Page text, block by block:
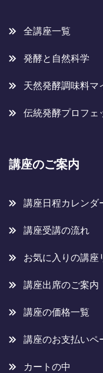
全講座一覧
発酵と自然科学
天然発酵調味料マ
伝統発酵プロフェ
講座のご案内
講座日程カレンダ
講座受講の流れ
お気に入りの講座
講座出席のご案内
講座の価格一覧
講座のお支払いペ
カートの中